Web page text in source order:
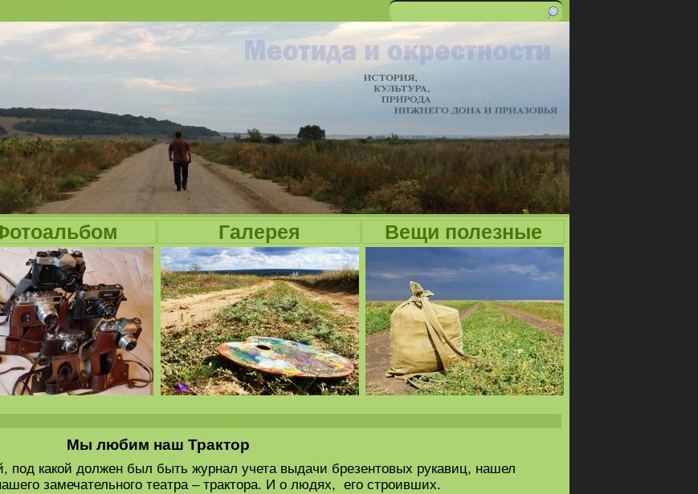
Форма
поиска
Поиск
Галерея Вещи полезные
Мы любим наш Трактор
под какой должен был быть журнал учета выдачи брезентовых рукавиц, нашел
замечательного театра – трактора. И о людях, его строивших.